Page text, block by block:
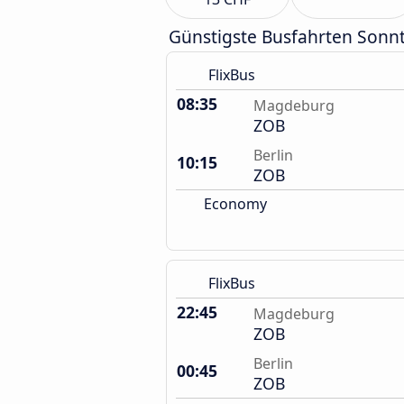
Günstigste Busfahrten
FlixBus
08:35 Magdeburg
ZOB
10:15
Berlin
ZOB
Economy
FlixBus
22:45 Magdeburg
ZOB
00:45
Berlin
ZOB